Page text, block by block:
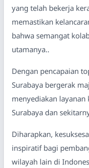
yang telah bekerja
memastikan
bahwa semangat
utamanya..
Dengan pencapaian
Surabaya bergerak
menyediakan layanan
Surabaya dan
Diharapkan,
inspiratif bagi
wilayah lain di